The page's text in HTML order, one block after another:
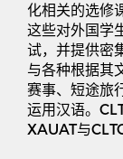
化相关的选修
这些对外国学
试，并提供密
与各种根据其
赛事、短途旅
运用汉语。
XAUAT与